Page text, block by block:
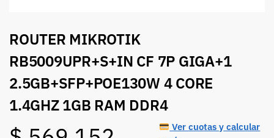
ROUTER MIKROTIK
RB5009UPR+S+IN CF 7P GIGA+1
2.5GB+SFP+POE130W 4 CORE
1.4GHZ 1GB RAM DDR4
Ver cuotas y calcular